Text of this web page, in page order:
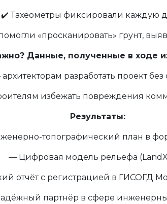
✔️ Тахеометры фиксировали каждую
«просканировать» грунт,
Данные, полученные в ходе
разработать проект
избежать повреждения
Результаты:
топографический план в
— Цифровая модель рельефа
отчёт с регистрацией в ГИСОГД
партнёр в сфере